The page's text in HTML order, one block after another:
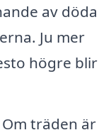
av döda
Ju mer
högre blir
Om träden är